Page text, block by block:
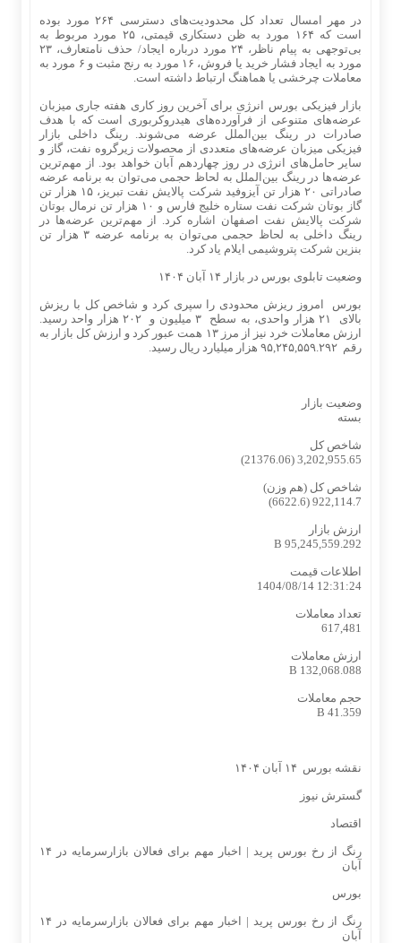
در مهر امسال تعداد کل محدودیت‌های دسترسی ۲۶۴ مورد بوده
است که ۱۶۴ مورد به ظن دستکاری قیمتی، ۲۵ مورد مربوط به
بی‌توجهی به پیام ناظر، ۲۴ مورد درباره ایجاد/ حذف نامتعارف، ۲۳
مورد به ایجاد فشار خرید یا فروش، ۱۶ مورد به رنج مثبت و ۶ مورد به
معاملات چرخشی یا هماهنگ ارتباط داشته است.
بازار فیزیکی بورس انرژی برای آخرین روز کاری هفته جاری میزبان
عرضه‌های متنوعی از فرآورده‌های هیدروکربوری است که با هدف
صادرات در رینگ بین‌الملل عرضه می‌شوند. رینگ داخلی بازار
فیزیکی میزبان عرضه‌های متعددی از محصولات زیرگروه نفت، گاز و
سایر حامل‌های انرژی در روز چهاردهم آبان خواهد بود. از مهم‌ترین
عرضه‌ها در رینگ بین‌الملل به لحاظ حجمی می‌توان به برنامه عرضه
صادراتی ۲۰ هزار تن آیزوفید شرکت پالایش نفت تبریز، ۱۵ هزار تن
گاز بوتان شرکت نفت ستاره خلیج فارس و ۱۰ هزار تن نرمال بوتان
شرکت پالایش نفت اصفهان اشاره کرد. از مهم‌ترین عرضه‌ها در
رینگ داخلی به لحاظ حجمی می‌توان به برنامه عرضه ۳ هزار تن
بنزین شرکت پتروشیمی ایلام یاد کرد.
وضعیت تابلوی بورس در بازار ۱۴ آبان ۱۴۰۴
بورس امروز ریزش محدودی را سپری کرد و شاخص کل با ریزش
بالای ۲۱ هزار واحدی، به سطح ۳ میلیون و ۲۰۲ هزار واحد رسید.
ارزش معاملات خرد نیز از مرز ۱۳ همت عبور کرد و ارزش کل بازار به
رقم ۹۵,۲۴۵,۵۵۹.۲۹۲ هزار میلیارد ریال رسید.
وضعیت بازار
بسته
شاخص کل
3,202,955.65 (21376.06)
شاخص کل (هم وزن)
922,114.7 (6622.6)
ارزش بازار
95,245,559.292 B
اطلاعات قیمت
1404/08/14 12:31:24
تعداد معاملات
617,481
ارزش معاملات
132,068.088 B
حجم معاملات
41.359 B
نقشه بورس ۱۴ آبان ۱۴۰۴
گسترش نیوز
اقتصاد
رنگ از رخ بورس پرید | اخبار مهم برای فعالان بازارسرمایه در ۱۴
آبان
بورس
رنگ از رخ بورس پرید | اخبار مهم برای فعالان بازارسرمایه در ۱۴
آبان